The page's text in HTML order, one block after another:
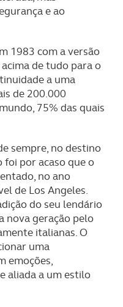
e ao
1983 com a versão
de tudo para o
a uma
de 200.000
75% das quais
sempre, no destino
foi por acaso que o
no ano
de Los Angeles.
do seu lendário
nova geração pelo
italianas. O
uma
emoções,
aliada a um estilo